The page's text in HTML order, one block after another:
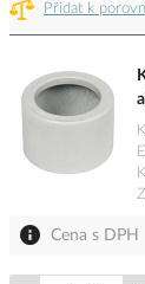
Přidat k
Cena s DPH